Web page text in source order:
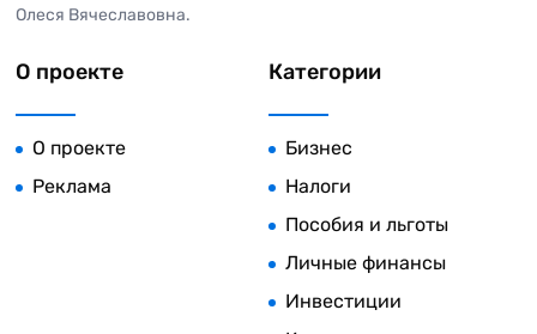
Олеся Вячеславовна.
О проекте
О проекте
Реклама
Категории
Бизнес
Налоги
Пособия и льготы
Личные финансы
Инвестиции